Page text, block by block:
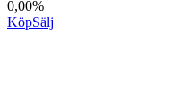
0,00%
KöpSälj